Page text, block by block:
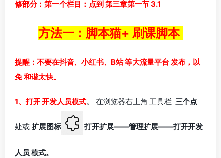
修部分：第一个栏目：点到 第三章第一节 3.1
方法一：脚本猫+ 刷课脚本
提醒：不要在抖音、小红书、B站 等大流量平台 发布，以
免 和谐太快。
1、打开 开发人员模式。 在浏览器右上角 工具栏 三个点
处或 扩展图标 打开扩展——管理扩展——打开开发
人员 模式。